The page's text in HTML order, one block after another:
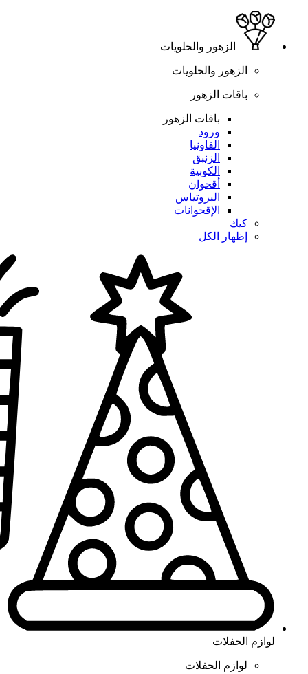
الزهور والحلويات
الزهور والحلويات
باقات الزهور
باقات الزهور
ورود
الفاونيا
الزنبق
الكوبية
أقحوان
البروتياس
الإقحوانات
كيك
إظهار الكل
لوازم الحفلات
لوازم الحفلات